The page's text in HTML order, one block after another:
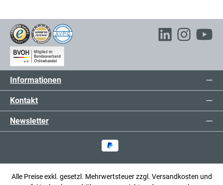
Schlitzplatte
exkl. 13,68 € MwSt.
85,68 € inkl. MwSt.
Schlitzplatte
106,00 €*
130,00 €*
Informationen
Kontakt
Newsletter
Alle Preise exkl. gesetzl. Mehrwertsteuer zzgl. Versandkosten und